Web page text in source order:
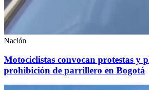
Nación
Motociclistas convocan protestas y
prohibición de parrillero en Bogotá